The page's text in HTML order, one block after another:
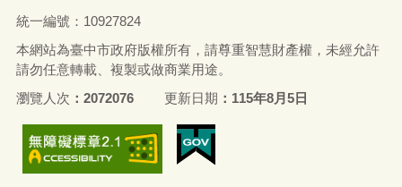
統一編號：10927824
本網站為臺中市政府版權所有，請尊重智慧財產權，未經允許
請勿任意轉載、複製或做商業用途。
瀏覽人次
2072076 更新日期 115年8月5日